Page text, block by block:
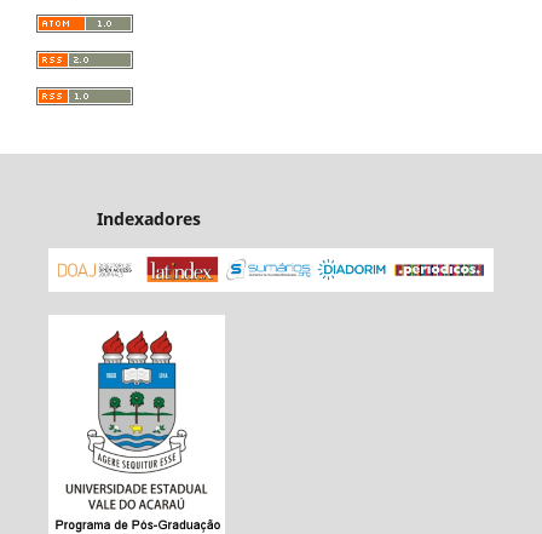
Indexadores